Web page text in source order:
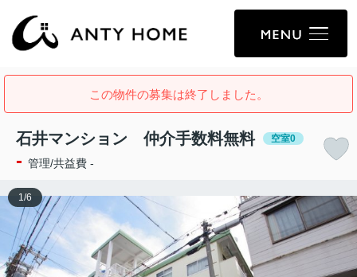
この物件の募集は終了しました。
石井マンション 仲介手数料無料 空室0
- 管理/共益費 -
1 /6